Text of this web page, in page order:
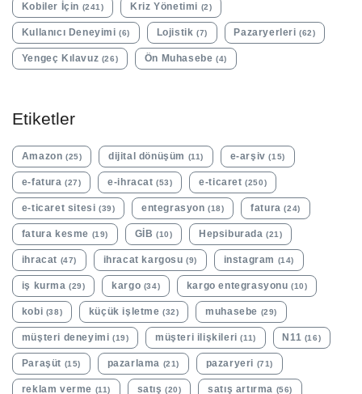
Kobiler İçin (241) Kriz Yönetimi (2)
Kullanıcı Deneyimi (6) Lojistik (7) Pazaryerleri (62)
Yengeç Kılavuz (26) Ön Muhasebe (4)
Etiketler
Amazon (25) dijital dönüşüm (11) e-arşiv (15)
e-fatura (27) e-ihracat (53) e-ticaret (250)
e-ticaret sitesi (39) entegrasyon (18) fatura (24)
fatura kesme (19) GİB (10) Hepsiburada (21)
ihracat (47) ihracat kargosu (9) instagram (14)
iş kurma (29) kargo (34) kargo entegrasyonu (10)
kobi (38) küçük işletme (32) muhasebe (29)
müşteri deneyimi (19) müşteri ilişkileri (11) N11 (16)
Paraşüt (15) pazarlama (21) pazaryeri (71)
reklam verme (11) satış (20) satış artırma (56)